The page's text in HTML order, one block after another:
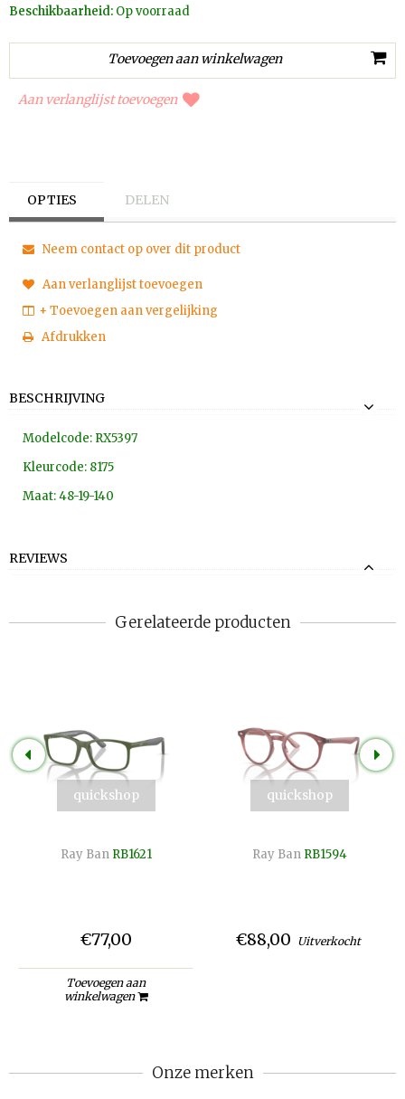
Beschikbaarheid: Op voorraad
Aan verlanglijst toevoegen
OPTIES DELEN
Neem contact op over dit product
Aan verlanglijst toevoegen
+ Toevoegen aan vergelijking
Afdrukken
BESCHRIJVING
Modelcode: RX5397
Kleurcode: 8175
Maat: 48-19-140
REVIEWS
Gerelateerde producten
quickshop
Ray Ban RB1621
€77,00
Toevoegen aan
winkelwagen
quickshop
Ray Ban RB1594
€88,00 Uitverkocht
Onze merken